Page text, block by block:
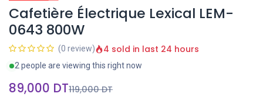
Cafetière Électrique Lexical LEM-
0643 800W
(0 review) 4 sold in last 24 hours
2 people are viewing this right now
89,000 DT119,000DT